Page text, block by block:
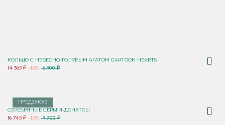
КОЛЬЦО C НЕБЕСНО-ГОЛУБЫМ АГАТОМ CARTOON HEARTS
14 365 ₽ -15% 16 900 ₽
ПРЕДЗАКАЗ
СЕРЕБРЯНЫЕ СЕРЬГИ-ДОНАТСЫ
16 745 ₽ -15% 19 700 ₽